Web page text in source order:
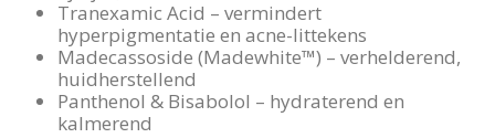
Tranexamic Acid – vermindert
hyperpigmentatie en acne-littekens
Madecassoside (Madewhite™) – verhelderend,
huidherstellend
Panthenol & Bisabolol – hydraterend en
kalmerend